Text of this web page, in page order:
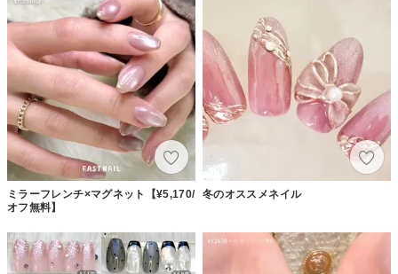
ミラーフレンチ×マグネット【¥5,170/
オフ無料】
冬のオススメネイル